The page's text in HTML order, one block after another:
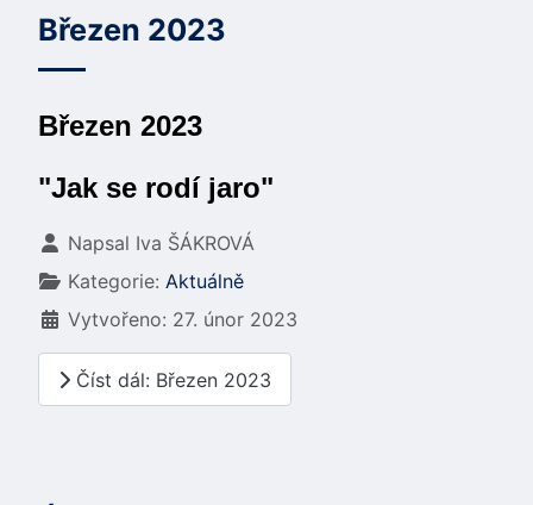
Březen 2023
Březen 2023
"Jak se rodí jaro"
Základní údaje
Napsal Iva ŠÁKROVÁ
Kategorie: Aktuálně
Vytvořeno: 27. únor 2023
Číst dál: Březen 2023